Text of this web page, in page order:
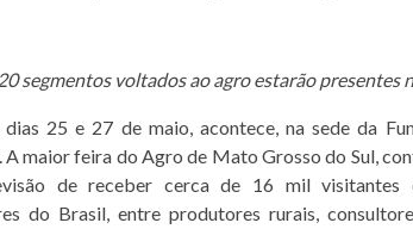
segmentos voltados ao agro estarão presentes
dias 25 e 27 de maio, acontece, na sede da
A maior feira do Agro de Mato Grosso do Sul,
de receber cerca de 16 mil visitantes
do Brasil, entre produtores rurais,